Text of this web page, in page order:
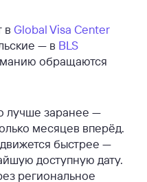
в Global Visa Center
— в BLS
обращаются
лучше заранее —
месяцев вперёд.
быстрее —
доступную дату.
региональное